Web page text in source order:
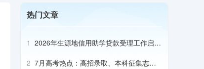
热门文章
1 2026年生源地信用助学贷款受理工作启动
2 7月高考热点：高招录取、本科征集志